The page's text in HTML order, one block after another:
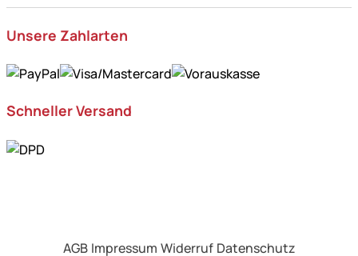
Unsere Zahlarten
Schneller Versand
AGB Impressum Widerruf Datenschutz